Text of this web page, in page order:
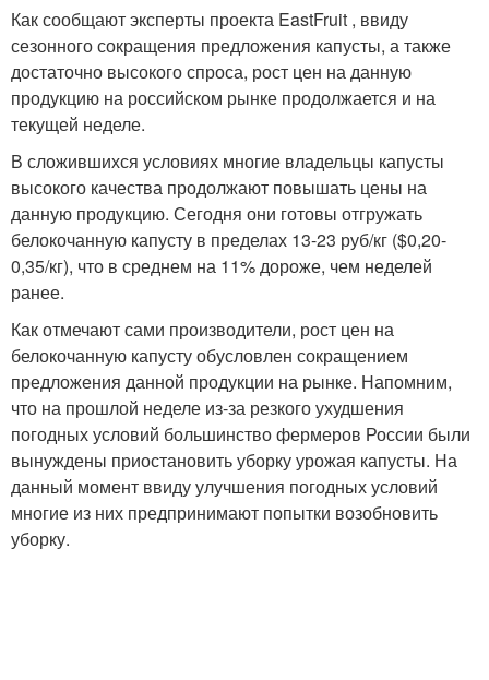
Как сообщают эксперты проекта EastFruit , ввиду
сезонного сокращения предложения капусты, а также
достаточно высокого спроса, рост цен на данную
продукцию на российском рынке продолжается и на
текущей неделе.
В сложившихся условиях многие владельцы капусты
высокого качества продолжают повышать цены на
данную продукцию. Сегодня они готовы отгружать
белокочанную капусту в пределах 13-23 руб/кг ($0,20-
0,35/кг), что в среднем на 11% дороже, чем неделей
ранее.
Как отмечают сами производители, рост цен на
белокочанную капусту обусловлен сокращением
предложения данной продукции на рынке. Напомним,
что на прошлой неделе из-за резкого ухудшения
погодных условий большинство фермеров России были
вынуждены приостановить уборку урожая капусты. На
данный момент ввиду улучшения погодных условий
многие из них предпринимают попытки возобновить
уборку.